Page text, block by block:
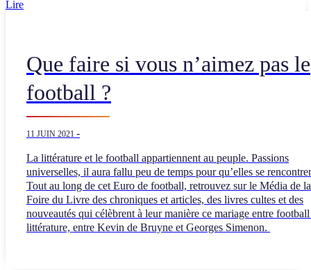
Lire
Que faire si vous n’aimez pas le
football ?
11 JUIN 2021 -
La littérature et le football appartiennent au peuple. Passions
universelles, il aura fallu peu de temps pour qu’elles se
Tout au long de cet Euro de football, retrouvez sur le Média de la
Foire du Livre des chroniques et articles, des livres cultes et des
nouveautés qui célèbrent à leur manière ce mariage entre
littérature, entre Kevin de Bruyne et Georges Simenon.